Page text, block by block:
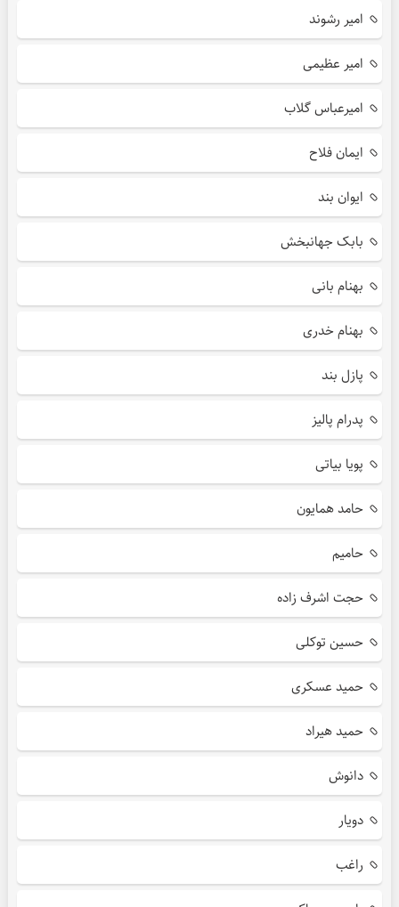
امیر رشوند
امیر عظیمی
امیرعباس گلاب
ایمان فلاح
ایوان بند
بابک جهانبخش
بهنام بانی
بهنام خدری
پازل بند
پدرام پالیز
پویا بیاتی
حامد همایون
حامیم
حجت اشرف زاده
حسین توکلی
حمید عسکری
حمید هیراد
دانوش
دویار
راغب